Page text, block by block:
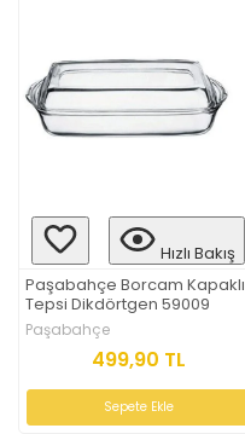
Hızlı Bakış
Paşabahçe Borcam Kapaklı
Tepsi Dikdörtgen 59009
Paşabahçe
499,90 TL
Sepete Ekle